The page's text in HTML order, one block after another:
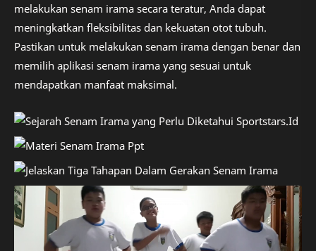
melakukan senam irama secara teratur, Anda dapat
meningkatkan fleksibilitas dan kekuatan otot tubuh.
Pastikan untuk melakukan senam irama dengan benar dan
memilih aplikasi senam irama yang sesuai untuk
mendapatkan manfaat maksimal.